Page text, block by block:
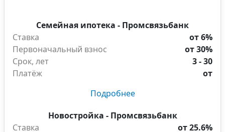
Семейная ипотека - Промсвязьбанк
Ставка
от 6%
Первоначальный взнос
от 30%
Срок, лет
3 - 30
Платёж
от
Подробнее
Новостройка - Промсвязьбанк
Ставка
от 25.6%